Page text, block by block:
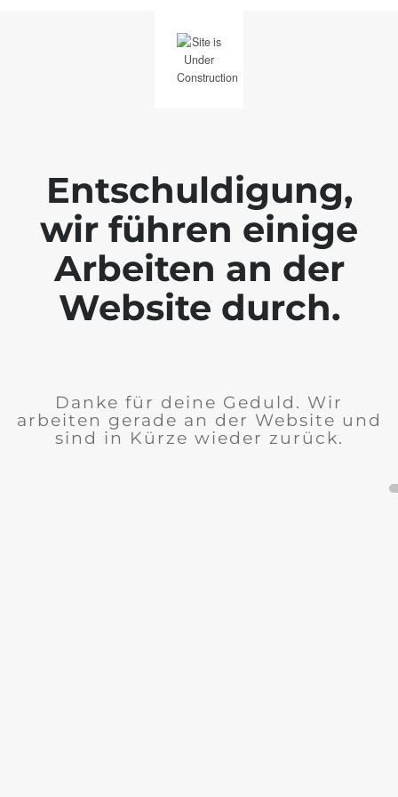
Entschuldigung,
wir führen einige
Arbeiten an der
Website durch.
Danke für deine Geduld. Wir
arbeiten gerade an der Website und
sind in Kürze wieder zurück.